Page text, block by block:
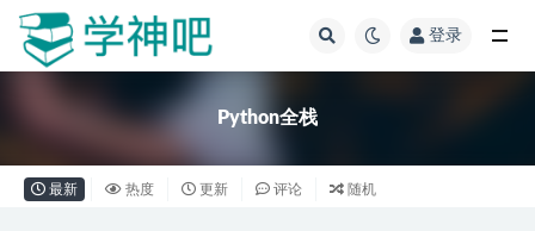
登录
Python全栈
最新 热度 更新 评论 随机